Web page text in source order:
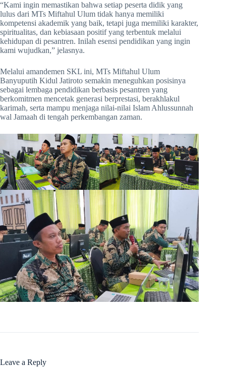
“Kami ingin memastikan bahwa setiap peserta didik yang
lulus dari MTs Miftahul Ulum tidak hanya memiliki
kompetensi akademik yang baik, tetapi juga memiliki karakter,
spiritualitas, dan kebiasaan positif yang terbentuk melalui
kehidupan di pesantren. Inilah esensi pendidikan yang ingin
kami wujudkan,” jelasnya.
Melalui amandemen SKL ini, MTs Miftahul Ulum
Banyuputih Kidul Jatiroto semakin meneguhkan posisinya
sebagai lembaga pendidikan berbasis pesantren yang
berkomitmen mencetak generasi berprestasi, berakhlakul
karimah, serta mampu menjaga nilai-nilai Islam Ahlussunnah
wal Jamaah di tengah perkembangan zaman.
Leave a Reply